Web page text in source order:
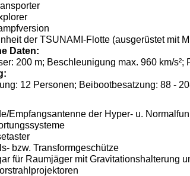
der TSUNAMI-Flotte (ausgerüstet mit
Daten:
200 m; Beschleunigung max. 960 km/
12 Personen; Beibootbesatzung: 88 -
Empfangsantenne der Hyper- u.
bzw. Transformgeschütze
für Raumjäger mit Gravitationshalterung